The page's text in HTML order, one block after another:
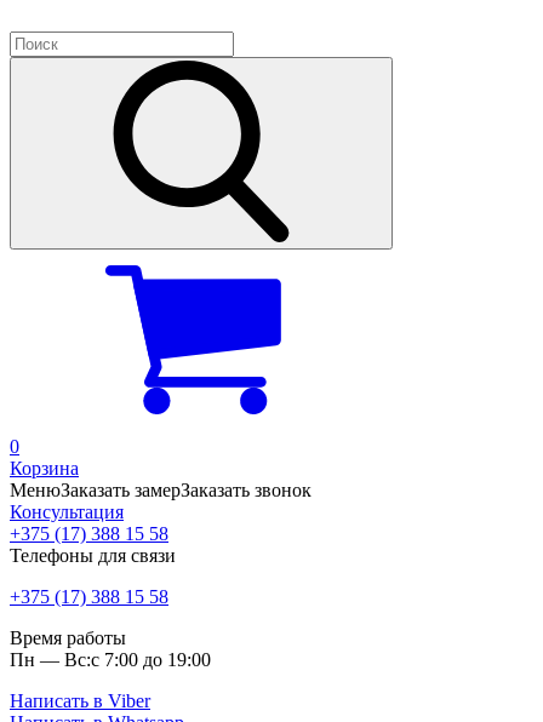
0
Корзина
МенюЗаказать замерЗаказать звонок
Консультация
+375 (17) 388 15 58
Телефоны для связи
+375 (17) 388 15 58
Время работы
Пн — Вс:с 7:00 до 19:00
Написать в Viber